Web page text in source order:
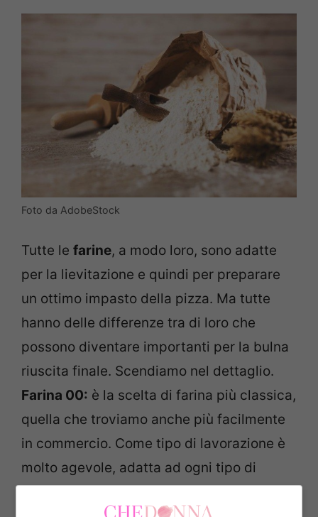
Foto da AdobeStock
Tutte le farine, a modo loro, sono adatte
per la lievitazione e quindi per preparare
un ottimo impasto della pizza. Ma tutte
hanno delle differenze tra di loro che
possono diventare importanti per la bulna
riuscita finale. Scendiamo nel dettaglio.
Farina 00: è la scelta di farina più classica,
quella che troviamo anche più facilmente
in commercio. Come tipo di lavorazione è
molto agevole, adatta ad ogni tipo di